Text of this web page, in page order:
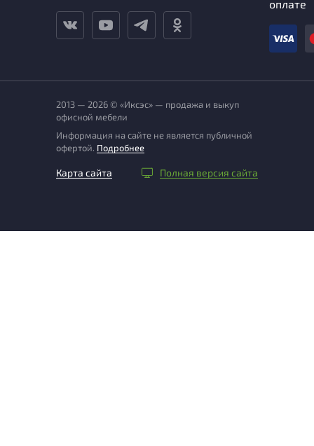
оплате
2013 — 2026 © «Иксэс» — продажа и выкуп
офисной мебели
Информация на сайте не является публичной
офертой. Подробнее
Карта сайта Полная версия сайта